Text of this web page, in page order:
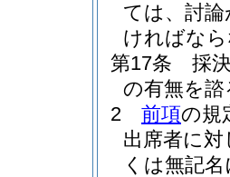
ては、討
ければな
第17条
採
の有無を
2
前項の規
出席者に
くは無記